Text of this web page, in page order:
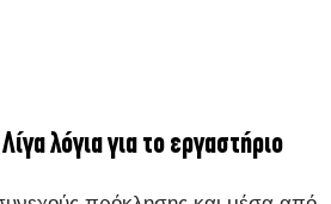
λόγια για το εργαστήριο